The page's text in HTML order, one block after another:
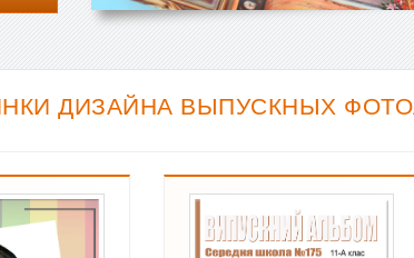
ДИЗАЙНА ВЫПУСКНЫХ